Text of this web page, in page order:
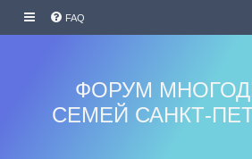
FAQ
ФОРУМ
СЕМЕЙ САНКТ-